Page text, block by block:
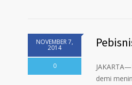
NOVEMBER 7,
2014
0
demi